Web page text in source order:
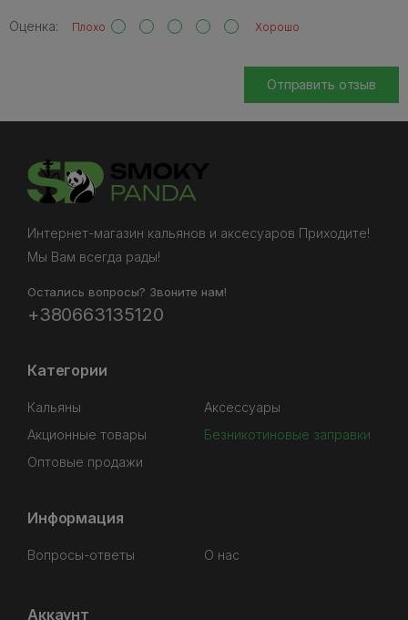
Оценка: Плохо Хорошо
Отправить отзыв
Интернет-магазин кальянов и аксесуаров Приходите!
Мы Вам всегда рады!
Остались вопросы? Звоните нам!
+380663135120
Категории
Кальяны
Аксессуары
Акционные товары
Безникотиновые заправки
Оптовые продажи
Информация
Вопросы-ответы О нас
Аккаунт